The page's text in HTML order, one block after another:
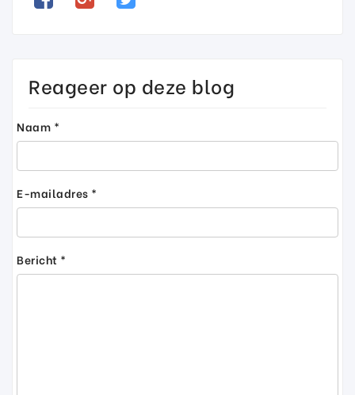
Reageer op deze blog
Naam *
E-mailadres *
Bericht *